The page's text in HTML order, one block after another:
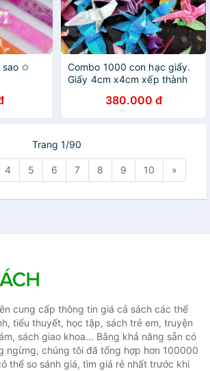
sao ✩
Combo 1000 con hạc giấy.
Giấy 4cm x4cm xếp thành
380.000 đ
Trang 1/90
4 5 6 7 8 9 10 »
cung cấp thông tin giá cả sách các thể
tiểu thuyết, học tập, sách trẻ em, truyện
sách giao khoa... Bằng khả năng sẵn có
ngừng, chúng tôi đã tổng hợp hơn 100000
thể so sánh giá, tìm giá rẻ nhất trước khi